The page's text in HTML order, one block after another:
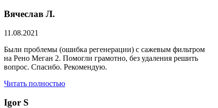
Вячеслав Л.
11.08.2021
Были проблемы (ошибка регенерации) с сажевым фильтром
на Рено Меган 2. Помогли грамотно, без удаления решить
вопрос. Спасибо. Рекомендую.
Читать полностью
​Igor S